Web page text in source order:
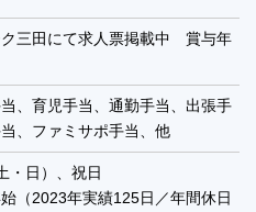
三田にて求人票掲載中 賞与年
、育児手当、通勤手当、出張手
、ファミサポ手当、他
・日）、祝日
（2023年実績125日／年間休日